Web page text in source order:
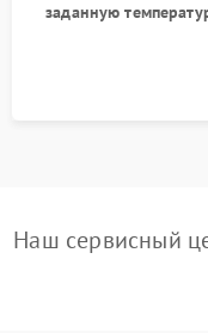
заданную
компрессора,
срабатывания
Наш сервисный